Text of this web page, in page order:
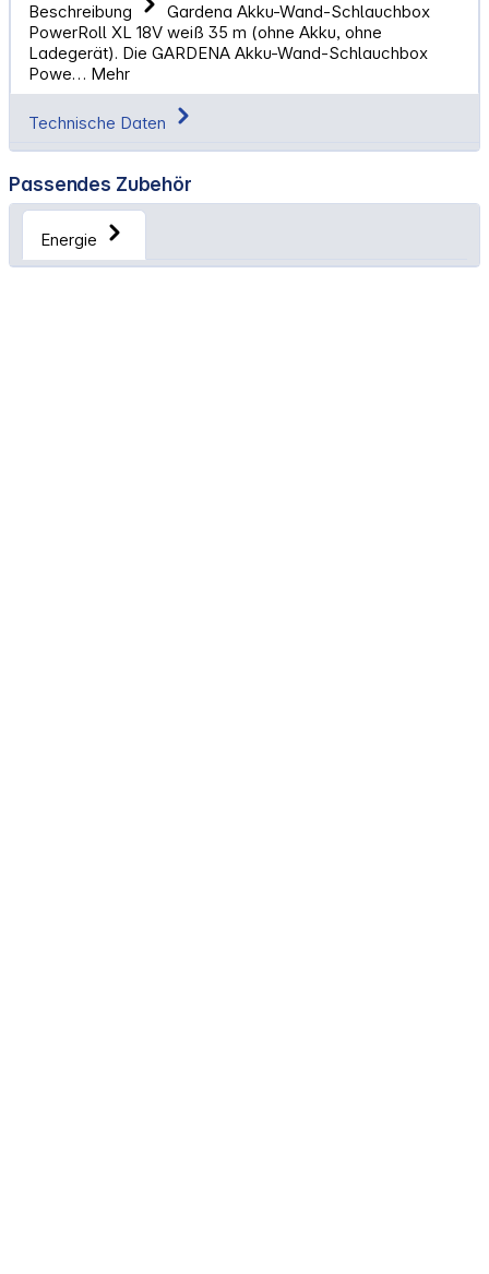
Beschreibung
Gardena Akku-Wand-Schlauchbox
PowerRoll XL 18V weiß 35 m (ohne Akku, ohne
Ladegerät). Die GARDENA Akku-Wand-Schlauchbox
Powe… Mehr
Technische Daten
Passendes Zubehör
Energie